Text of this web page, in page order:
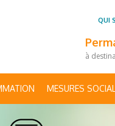
à
QUI
MESURES